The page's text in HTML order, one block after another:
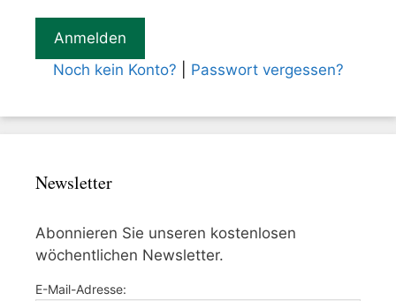
Noch kein Konto? Passwort vergessen?
Newsletter
Abonnieren Sie unseren kostenlosen
wöchentlichen Newsletter.
E-Mail-Adresse: